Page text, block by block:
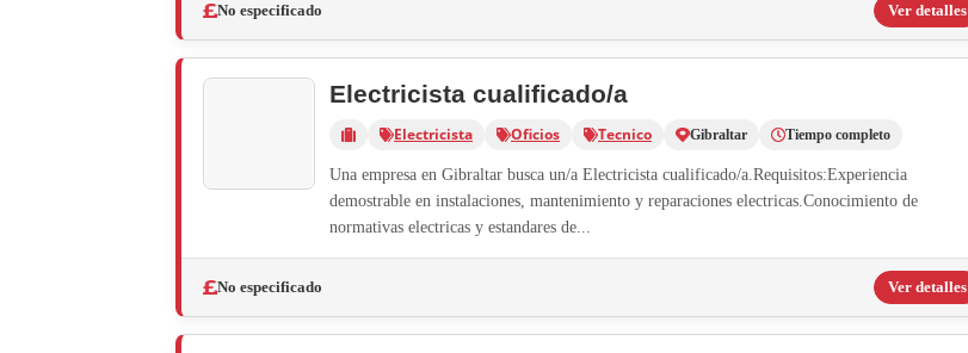
No especificado Ver detalles
Electricista cualificado/a
Electricista Oficios Tecnico Gibraltar Tiempo completo
Una empresa en Gibraltar busca un/a Electricista cualificado/a.Requisitos:Experiencia
demostrable en instalaciones, mantenimiento y reparaciones electricas.Conocimiento de
normativas electricas y estandares de...
No especificado Ver detalles